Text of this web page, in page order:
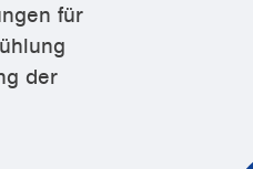
für
der